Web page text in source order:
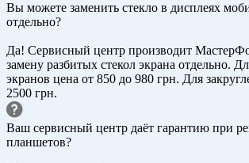
Вы можете заменить стекло в дисплеях
отдельно?
Да! Сервисный центр производит
замену разбитых стекол экрана отдельно.
экранов цена от 850 до 980 грн. Для
2500 грн.
Ваш сервисный центр даёт гарантию при
планшетов?